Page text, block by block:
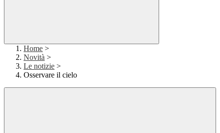
Home >
Novità >
Le notizie >
Osservare il cielo